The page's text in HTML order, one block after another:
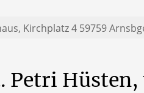
Kirchplatz 4 59759
Petri Hüsten,